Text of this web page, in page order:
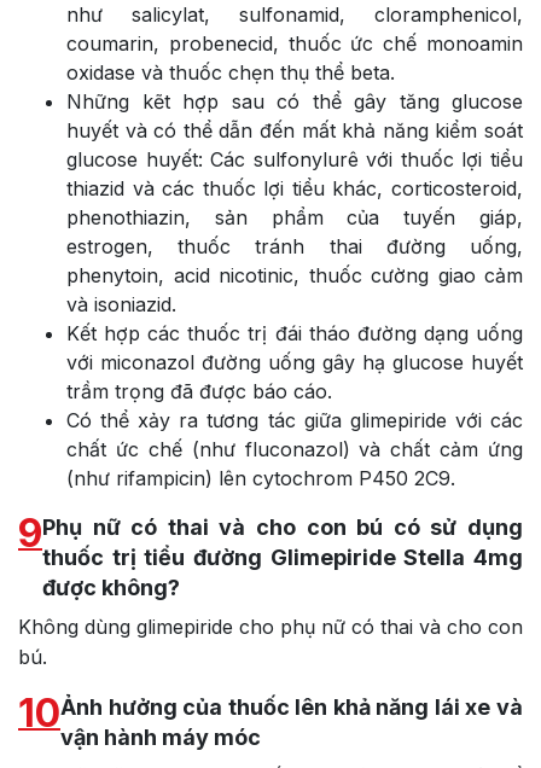
như salicylat, sulfonamid, cloramphenicol,
coumarin, probenecid, thuốc ức chế monoamin
oxidase và thuốc chẹn thụ thể beta.
Những kẽt hợp sau có thể gây tăng glucose
huyết và có thể dẫn đến mất khả năng kiểm soát
glucose huyết: Các sulfonylurê với thuốc lợi tiểu
thiazid và các thuốc lợi tiểu khác, corticosteroid,
phenothiazin, sản phẩm của tuyến giáp,
estrogen, thuốc tránh thai đường uống,
phenytoin, acid nicotinic, thuốc cường giao cảm
và isoniazid.
Kết hợp các thuốc trị đái tháo đường dạng uống
với miconazol đường uống gây hạ glucose huyết
trầm trọng đã được báo cáo.
Có thể xảy ra tương tác giữa glimepiride với các
chất ức chế (như fluconazol) và chất cảm ứng
(như rifampicin) lên cytochrom P450 2C9.
9Phụ nữ có thai và cho con bú có sử dụng
thuốc trị tiểu đường Glimepiride Stella 4mg
được không?
Không dùng glimepiride cho phụ nữ có thai và cho con
bú.
10Ảnh hưởng của thuốc lên khả năng lái xe và
vận hành máy móc